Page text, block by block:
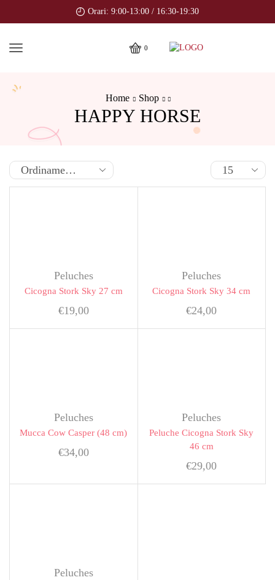
Orari: 9:00-13:00 / 16:30-19:30
0
Home Shop
HAPPY HORSE
Peluches
Cicogna Stork Sky 27 cm
€19,00
Peluches
Cicogna Stork Sky 34 cm
€24,00
Peluches
Mucca Cow Casper (48 cm)
€34,00
Peluches
Peluche Cicogna Stork Sky
46 cm
€29,00
Peluches